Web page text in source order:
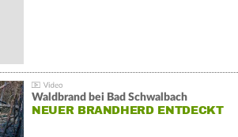
Waldbrand bei Bad Schwalbach
NEUER BRANDHERD ENTDECKT